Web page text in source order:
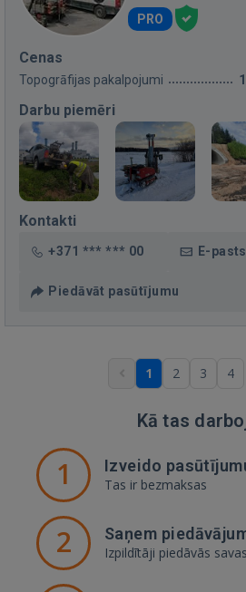
PRO
Cenas
Topogrāfijas pakalpojumi
Darbu piemēri
Kontakti
+371 *** *** 00 E-pasts
Piedāvāt pasūtījumu
1 2 3 4
Kā tas
1 Izveido
Tas ir bezmaksas
2 Saņem
Izpildītāji piedāvās